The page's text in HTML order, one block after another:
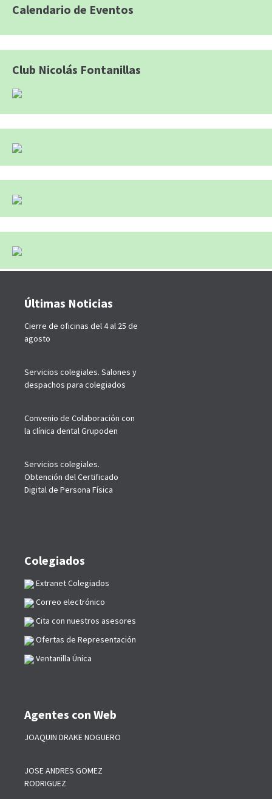
Calendario de Eventos
Club Nicolás Fontanillas
Últimas Noticias
Cierre de oficinas del 4 al 25 de
agosto
Servicios colegiales. Salones y
despachos para colegiados
Convenio de Colaboración con
la clínica dental Grupoden
Servicios colegiales.
Obtención del Certificado
Digital de Persona Física
Colegiados
Extranet Colegiados
Correo electrónico
Cita con nuestros asesores
Ofertas de Representación
Ventanilla Única
Agentes con Web
JOAQUIN DRAKE NOGUERO
JOSE ANDRES GOMEZ
RODRIGUEZ